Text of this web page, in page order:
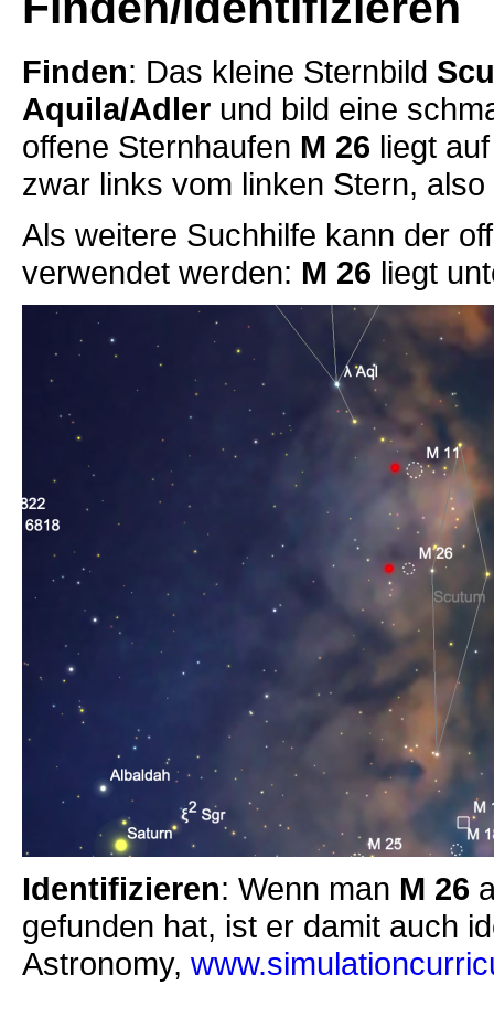
Finden: Das kleine Sternbild
Aquila/Adler und bild eine
offene Sternhaufen M 26 liegt
zwar links vom linken Stern,
Als weitere Suchhilfe kann der
verwendet werden: M 26 liegt
Identifizieren: Wenn man M 26
gefunden hat, ist er damit auch
Astronomy,